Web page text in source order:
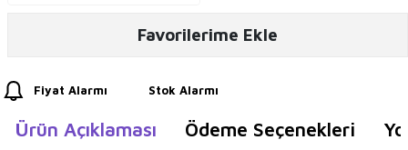
Favorilerime Ekle
Fiyat Alarmı Stok Alarmı
Ürün Açıklaması Ödeme Seçenekleri